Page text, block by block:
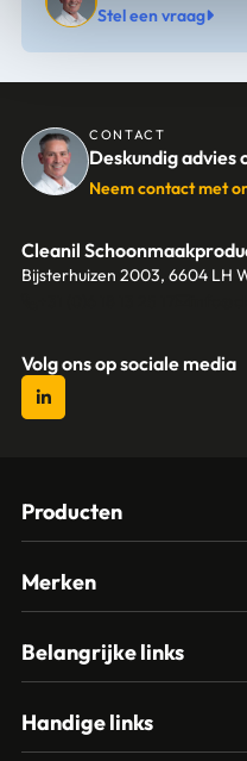
Stel een vraag
CONTACT
Deskundig advies
Neem contact met
Cleanil
Bijsterhuizen 2003, 6604 LH
Volg ons op sociale media
Producten
Glasbewassing
Materialen
Papier – Dispensers -
Merken
Spectro
Vikan
Belangrijke links
Contact
Handige links